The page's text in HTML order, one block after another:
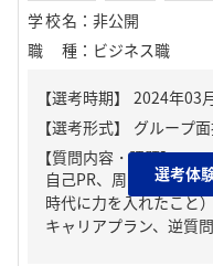
学校名 ： 非公開
職種 ： ビジネス職
【質問内容・課題】
自己PR、周りからど
時代に力を入れたこと
キャリアプラン、逆質問
選考体